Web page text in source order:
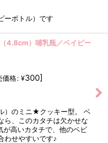
ーボトル）です
4.8cm）哺乳瓶／ベイビー
価格: ¥300]
）のミニ★クッキー型。 ベ
ら、このカタチは欠かせな
高いカタチで、他のベビ
わせやすいです♪